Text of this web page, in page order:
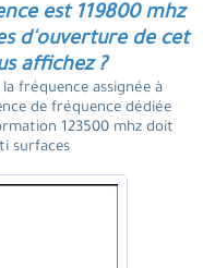
est 119800 mhz
d'ouverture de cet
affichez ?
fréquence assignée à
de fréquence dédiée
123500 mhz doit
surfaces